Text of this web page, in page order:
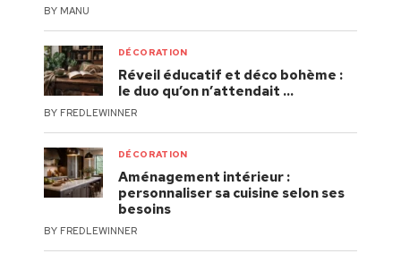
BY MANU
DÉCORATION
Réveil éducatif et déco bohème :
le duo qu’on n’attendait …
BY FREDLEWINNER
DÉCORATION
Aménagement intérieur :
personnaliser sa cuisine selon ses
besoins
BY FREDLEWINNER